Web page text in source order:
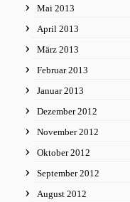
Mai 2013
April 2013
März 2013
Februar 2013
Januar 2013
Dezember 2012
November 2012
Oktober 2012
September 2012
August 2012